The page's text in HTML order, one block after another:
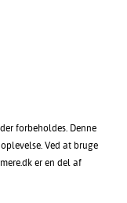
forbeholdes. Denne
Ved at bruge
er en del af